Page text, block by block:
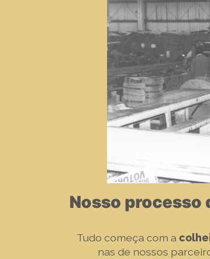
Nosso processo
Tudo começa com a
nas de nossos